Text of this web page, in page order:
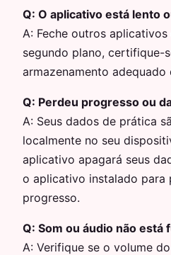
Q: O aplicativo está lento
A: Feche outros
segundo plano, certifique-
armazenamento
Q: Perdeu progresso ou
A: Seus dados de prática
localmente no seu
aplicativo apagará seus
o aplicativo instalado para
progresso.
Q: Som ou áudio não está
A: Verifique se o volume